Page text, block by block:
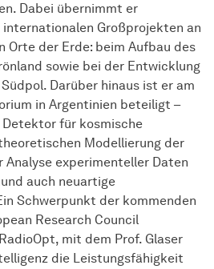
Dabei übernimmt er
internationalen Großprojekten an
Orte der Erde: beim Aufbau des
sowie bei der Entwicklung
Darüber hinaus ist er am
in Argentinien beteiligt –
für kosmische
Modellierung der
Analyse experimenteller Daten
auch neuartige
Schwerpunkt der kommenden
Research Council
mit dem Prof. Glaser
die Leistungsfähigkeit